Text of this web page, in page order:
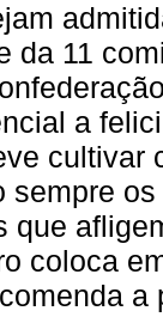
da 11
a
cultivar
sempre
que
coloca